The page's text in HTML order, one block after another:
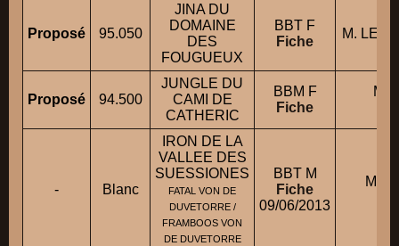
Proposé 95.050
JINA DU
DOMAINE
DES
FOUGUEUX
BBT F
Fiche
M.
Proposé 94.500
JUNGLE DU
CAMI DE
CATHERIC
BBM F
Fiche
M.
- Blanc
IRON DE LA
VALLEE DES
SUESSIONES
FATAL VON DE
DUVETORRE /
FRAMBOOS VON
DE DUVETORRE
BBT M
Fiche
09/06/2013